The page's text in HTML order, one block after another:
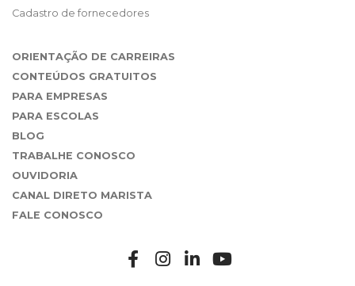
Cadastro de fornecedores
ORIENTAÇÃO DE CARREIRAS
CONTEÚDOS GRATUITOS
PARA EMPRESAS
PARA ESCOLAS
BLOG
TRABALHE CONOSCO
OUVIDORIA
CANAL DIRETO MARISTA
FALE CONOSCO